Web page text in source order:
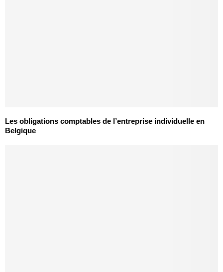
Les obligations comptables de l’entreprise individuelle en
Belgique